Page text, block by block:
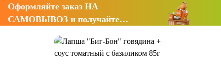
Оформляйте заказ НА
САМОВЫВОЗ и получайте